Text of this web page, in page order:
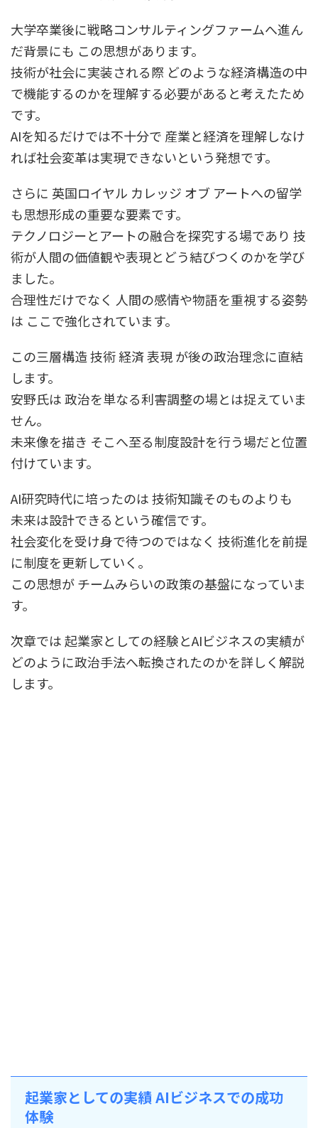
大学卒業後に戦略コンサルティングファームへ進ん
だ背景にも この思想があります。
技術が社会に実装される際 どのような経済構造の中
で機能するのかを理解する必要があると考えたため
です。
AIを知るだけでは不十分で 産業と経済を理解しなけ
れば社会変革は実現できないという発想です。
さらに 英国ロイヤル カレッジ オブ アートへの留学
も思想形成の重要な要素です。
テクノロジーとアートの融合を探究する場であり 技
術が人間の価値観や表現とどう結びつくのかを学び
ました。
合理性だけでなく 人間の感情や物語を重視する姿勢
は ここで強化されています。
この三層構造 技術 経済 表現 が後の政治理念に直結
します。
安野氏は 政治を単なる利害調整の場とは捉えていま
せん。
未来像を描き そこへ至る制度設計を行う場だと位置
付けています。
AI研究時代に培ったのは 技術知識そのものよりも
未来は設計できるという確信です。
社会変化を受け身で待つのではなく 技術進化を前提
に制度を更新していく。
この思想が チームみらいの政策の基盤になっていま
す。
次章では 起業家としての経験とAIビジネスの実績が
どのように政治手法へ転換されたのかを詳しく解説
します。
起業家としての実績 AIビジネスでの成功
体験